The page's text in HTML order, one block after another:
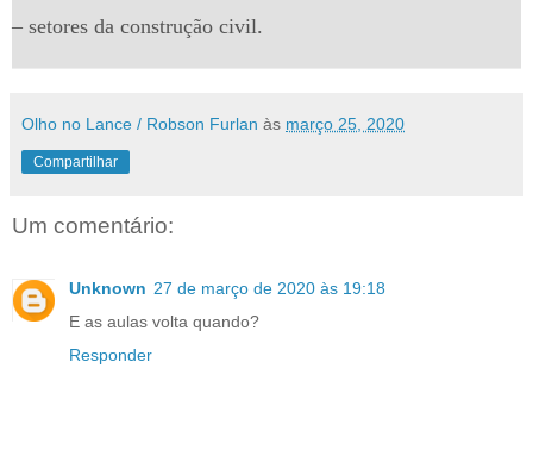
– setores da construção civil.
Olho no Lance / Robson Furlan às março 25, 2020
Compartilhar
Um comentário:
Unknown 27 de março de 2020 às 19:18
E as aulas volta quando?
Responder